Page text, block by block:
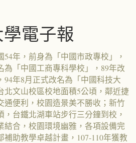
電子報
年，前身為「中國市政專校」，
為「中國工商專科學校」，89年改
年8月正式改名為「中國科技大
北文山校區校地面積5公頃，鄰近捷
通便利，校園造景美不勝收；新竹
，台鐵北湖車站步行三分鐘到校，
結合，校園環境幽雅，各項設備完
補助教學卓越計畫，107-110年獲教